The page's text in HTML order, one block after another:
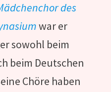
des
war er
sowohl beim
beim Deutschen
Chöre haben